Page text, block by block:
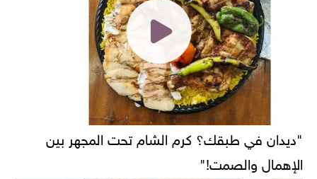
"ديدان في طبقك؟ كرم الشام تحت المجهر بين
الإهمال والصمت!"